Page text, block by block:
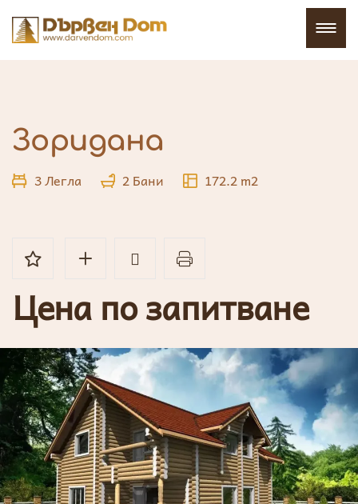
Зоридана
3 Легла 2 Бани 172.2 m2
Цена по запитване